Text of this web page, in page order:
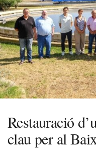
Restauració
clau per al